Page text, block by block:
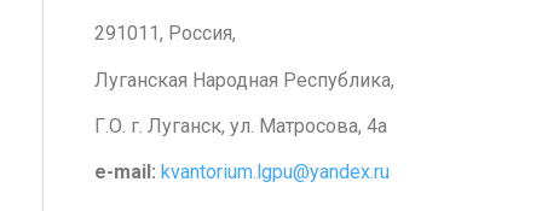
291011, Россия,
Луганская Народная Республика,
Г.О. г. Луганск, ул. Матросова, 4а
e-mail: kvantorium.lgpu@yandex.ru